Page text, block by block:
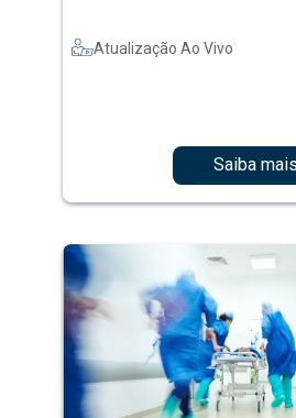
Atualização Ao Vivo
Saiba mais